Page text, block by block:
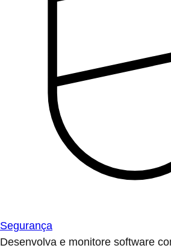
Segurança
Desenvolva e monitore software